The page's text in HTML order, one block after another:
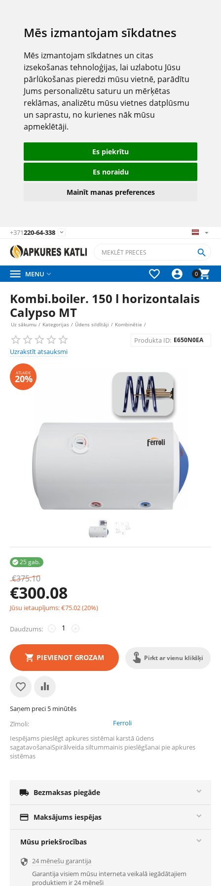
Mēs izmantojam sīkdatnes
Mēs izmantojam sīkdatnes un citas
izsekošanas tehnoloģijas, lai uzlabotu Jūsu
pārlūkošanas pieredzi mūsu vietnē, parādītu
Jums personalizētu saturu un mērķētas
reklāmas, analizētu mūsu vietnes datplūsmu
un saprastu, no kurienes nāk mūsu
apmeklētāji.
Es piekrītu
Es noraidu
Mainīt manas preferences
+371220-64-338 
0



 MENU 
Kombi.boiler. 150 l horizontalais
Calypso MT
Uz sākumu / Kategorijas / Ūdens sildītāji / Kombinētie /
Uzrakstīt atsauksmi
Produkta ID: E650N0EA
ATLAIDE
20%
25 gab.

€375.10
€300.08
Jūsu ietaupījums:€75.02(20%)
Daudzums: +
−
PIEVIENOT GROZAM Pirkt ar vienu klikšķi
Saņem preci 5 minūtēs
Zīmoli
Ferroli
Iespējams pieslēgt apkures sistēmai karstā ūdens
sagatavošanaiSpirālveida siltummainis pieslēgšanai pie apkures
sistēmas
 Bezmaksas piegāde
 Maksājums iespējas
Mūsu priekšrocības
 24 mēnešu garantija
Garantija visiem mūsu interneta veikalā iegādātajiem
produktiem ir 24 mēneši